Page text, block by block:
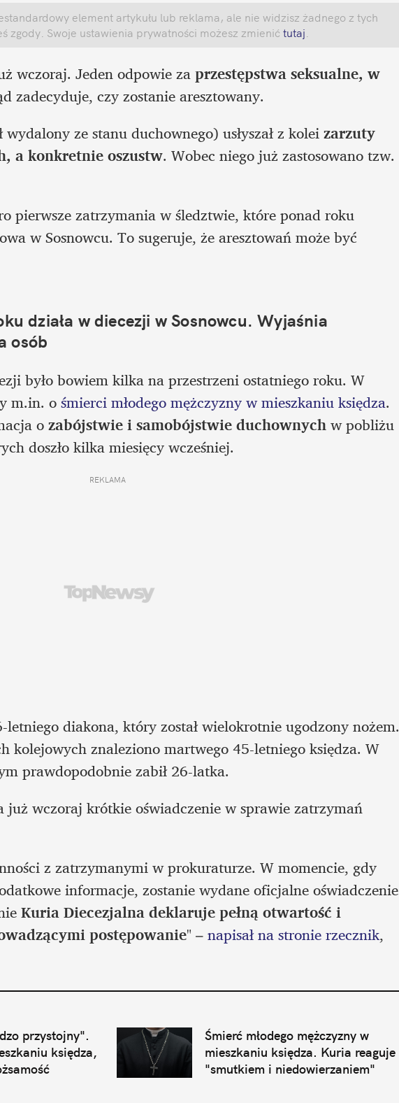
element artykułu lub reklama, ale nie widzisz żadnego z tych
zgody. Swoje ustawienia prywatności możesz zmienić tutaj
wczoraj. Jeden odpowie za przestępstwa seksualne, w
zadecyduje, czy zostanie aresztowany.
ze stanu duchownego) usłyszał z kolei zarzuty
a konkretnie oszustw. Wobec niego już zastosowano tzw.
pierwsze zatrzymania w śledztwie, które ponad roku
w Sosnowcu. To sugeruje, że aresztowań może być
działa w diecezji w Sosnowcu. Wyjaśnia
osób
było bowiem kilka na przestrzeni ostatniego roku. W
m.in. o śmierci młodego mężczyzny w mieszkaniu księdza.
o zabójstwie i samobójstwie duchownych w pobliżu
doszło kilka miesięcy wcześniej.
REKLAMA
letniego diakona, który został wielokrotnie ugodzony nożem.
kolejowych znaleziono martwego 45-letniego księdza. W
prawdopodobnie zabił 26-latka.
już wczoraj krótkie oświadczenie w sprawie zatrzymań
z zatrzymanymi w prokuraturze. W momencie, gdy
informacje, zostanie wydane oficjalne oświadczenie
Kuria Diecezjalna deklaruje pełną otwartość i
postępowanie" – napisał na stronie rzecznik,
przystojny".
księdza,
Śmierć młodego mężczyzny w
mieszkaniu księdza. Kuria reaguje
"smutkiem i niedowierzaniem"